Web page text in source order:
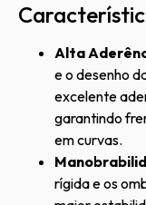
Alta
e o desenho
excelente
garantindo
em curvas.
rígida e os